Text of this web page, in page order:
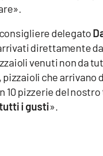
delegato
direttamente
venuti non da
che arrivano
10 pizzerie del
i gusti».